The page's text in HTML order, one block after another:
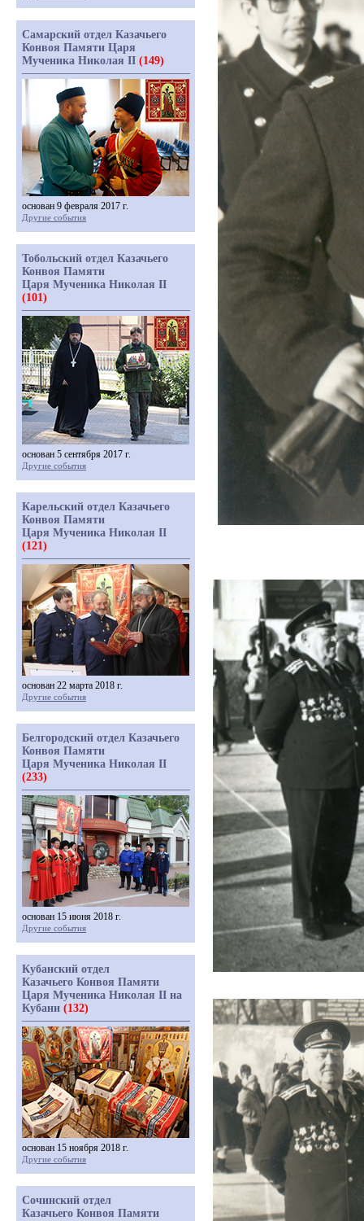
Самарский отдел Казачьего
Конвоя Памяти Царя
Мученика Николая II (149)
основан 9 февраля 2017 г.
Другие события
Тобольский отдел Казачьего
Конвоя Памяти
Царя Мученика Николая II
(101)
основан 5 сентября 2017 г.
Другие события
Карельский отдел Казачьего
Конвоя Памяти
Царя Мученика Николая II
(121)
основан 22 марта 2018 г.
Другие события
Белгородский отдел Казачьего
Конвоя Памяти
Царя Мученика Николая II
(233)
основан 15 июня 2018 г.
Другие события
Кубанский отдел
Казачьего Конвоя Памяти
Царя Мученика Николая II на
Кубани (132)
основан 15 ноября 2018 г.
Другие события
Сочинский отдел
Казачьего Конвоя Памяти